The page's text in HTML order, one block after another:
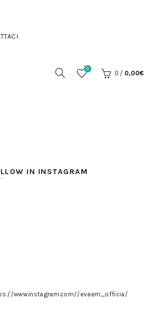
0
0 / 0,00€
IN INSTAGRAM
www.instagram.com//evaem_officia/